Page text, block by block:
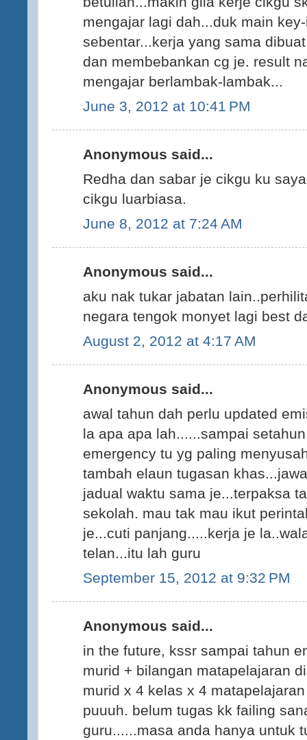
mengajar lagi dah...duk main
sebentar...kerja yang sama
dan membebankan cg je. result
mengajar berlambak-lambak...
June 3, 2012 at 10:41 PM
Anonymous said...
Redha dan sabar je cikgu ku
cikgu luarbiasa.
June 8, 2012 at 7:24 AM
Anonymous said...
aku nak tukar jabatan
negara tengok monyet lagi best
August 2, 2012 at 4:17 AM
Anonymous said...
awal tahun dah perlu updated
la apa apa lah......sampai
emergency tu yg paling
tambah elaun tugasan
jadual waktu sama je...terpaksa
sekolah. mau tak mau ikut
je...cuti panjang.....kerja je
telan...itu lah guru
September 15, 2012 at 9:32 PM
Anonymous said...
in the future, kssr sampai tahun
murid + bilangan matapelajaran
murid x 4 kelas x 4
puuuh. belum tugas kk failing
guru......masa anda hanya untuk